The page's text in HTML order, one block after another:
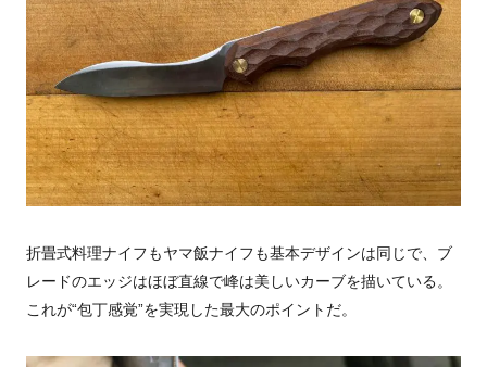
折畳式料理ナイフもヤマ飯ナイフも基本デザインは同じで、ブ
レードのエッジはほぼ直線で峰は美しいカーブを描いている。
これが“包丁感覚”を実現した最大のポイントだ。